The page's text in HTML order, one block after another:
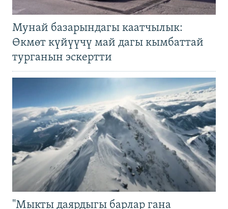
Мунай базарындагы каатчылык:
Өкмөт күйүүчү май дагы кымбаттай
турганын эскертти
"Мыкты даярдыгы барлар гана